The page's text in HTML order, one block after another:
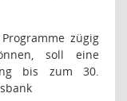
zügig
soll eine
bis zum 30.